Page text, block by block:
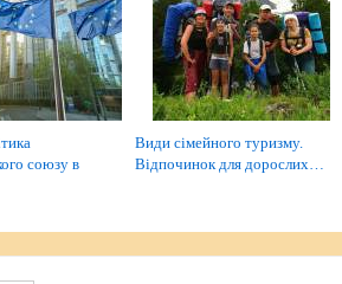
союзу в
Види сімейного туризму.
Відпочинок для дорослих…